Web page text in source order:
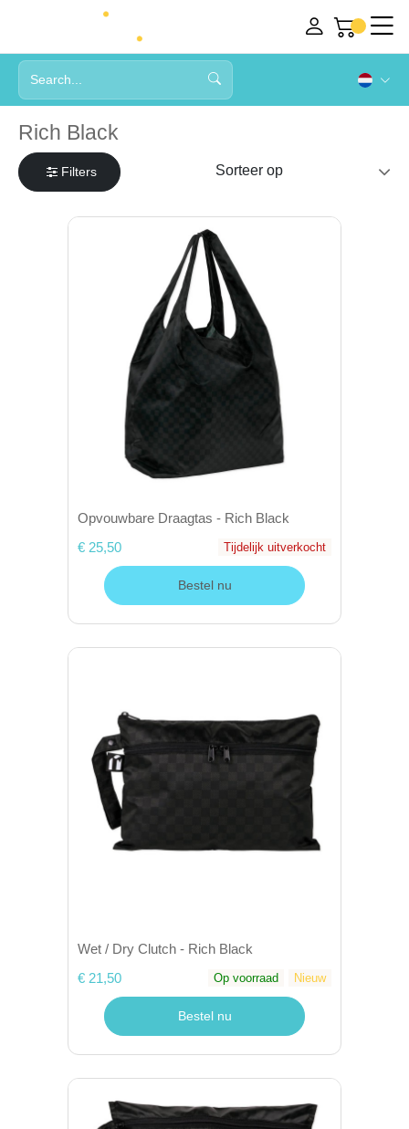
Rich Black
Filters
Opvouwbare Draagtas - Rich Black
€ 25,50
Tijdelijk uitverkocht
Bestel nu
Wet / Dry Clutch - Rich Black
€ 21,50
Op voorraad Nieuw
Bestel nu